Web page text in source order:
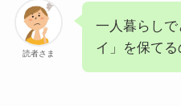
読者さま
一人暮らし
イ」を保てる